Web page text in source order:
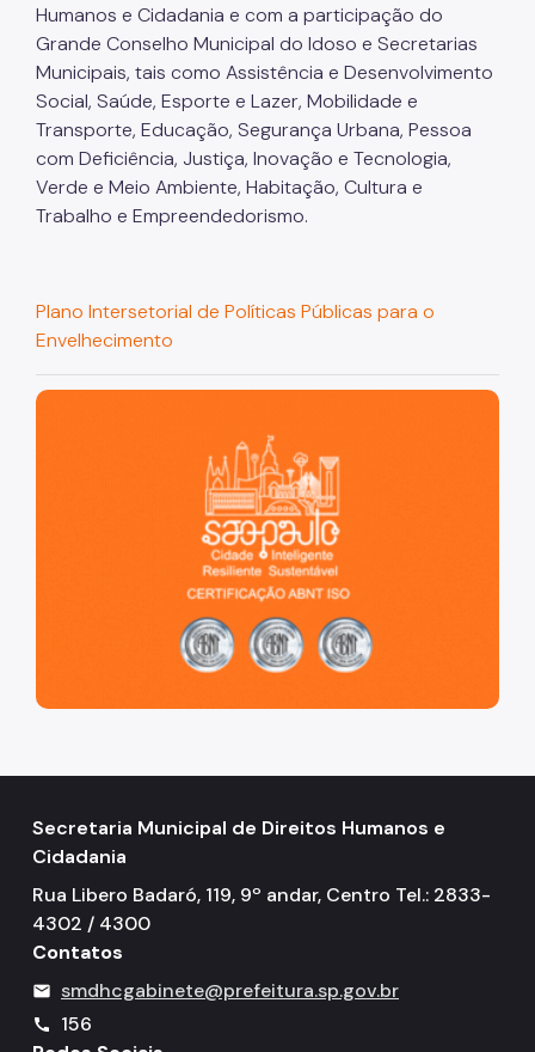
Humanos e Cidadania e com a participação do
Grande Conselho Municipal do Idoso e Secretarias
Municipais, tais como Assistência e Desenvolvimento
Social, Saúde, Esporte e Lazer, Mobilidade e
Transporte, Educação, Segurança Urbana, Pessoa
com Deficiência, Justiça, Inovação e Tecnologia,
Verde e Meio Ambiente, Habitação, Cultura e
Trabalho e Empreendedorismo.
Plano Intersetorial de Políticas Públicas para o
Envelhecimento
São Paulo, cidade inteligente, resiliente e sustentável
Secretaria Municipal de Direitos Humanos e
Cidadania
Rua Libero Badaró, 119, 9º andar, Centro Tel.: 2833-
4302 / 4300
Contatos
mail smdhcgabinete@prefeitura.sp.gov.br
call
156